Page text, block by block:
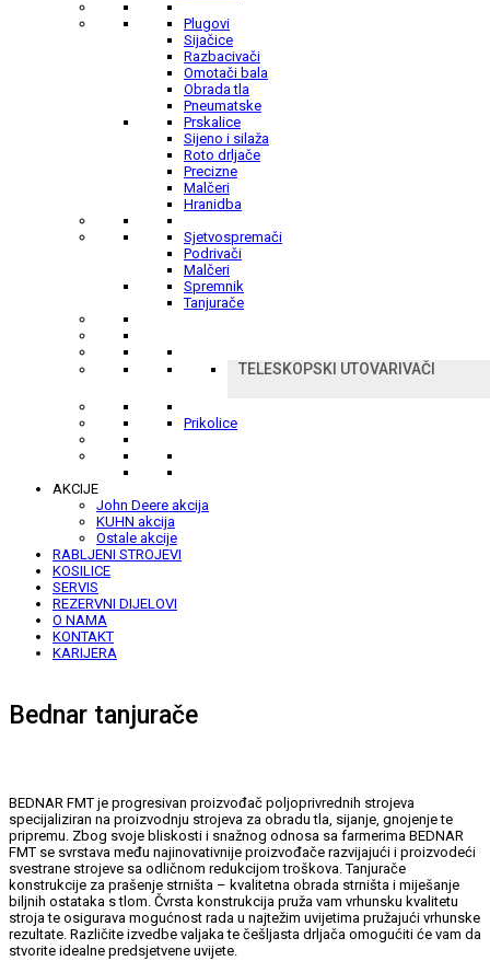
Plugovi
Sijačice
Razbacivači
Omotači bala
Obrada tla
Pneumatske
Prskalice
Sijeno i silaža
Roto drljače
Precizne
Malčeri
Hranidba
Sjetvospremači
Podrivači
Malčeri
Spremnik
Tanjurače
TELESKOPSKI UTOVARIVAČI
Prikolice
AKCIJE
John Deere akcija
KUHN akcija
Ostale akcije
RABLJENI STROJEVI
KOSILICE
SERVIS
REZERVNI DIJELOVI
O NAMA
KONTAKT
KARIJERA
Bednar tanjurače
BEDNAR FMT je progresivan proizvođač poljoprivrednih strojeva
specijaliziran na proizvodnju strojeva za obradu tla, sijanje, gnojenje te
pripremu. Zbog svoje bliskosti i snažnog odnosa sa farmerima BEDNAR
FMT se svrstava među najinovativnije proizvođače razvijajući i proizvodeći
svestrane strojeve sa odličnom redukcijom troškova. Tanjurače
konstrukcije za prašenje strništa – kvalitetna obrada strništa i miješanje
biljnih ostataka s tlom. Čvrsta konstrukcija pruža vam vrhunsku kvalitetu
stroja te osigurava mogućnost rada u najtežim uvijetima pružajući vrhunske
rezultate. Različite izvedbe valjaka te češljasta drljača omogućiti će vam da
stvorite idealne predsjetvene uvijete.